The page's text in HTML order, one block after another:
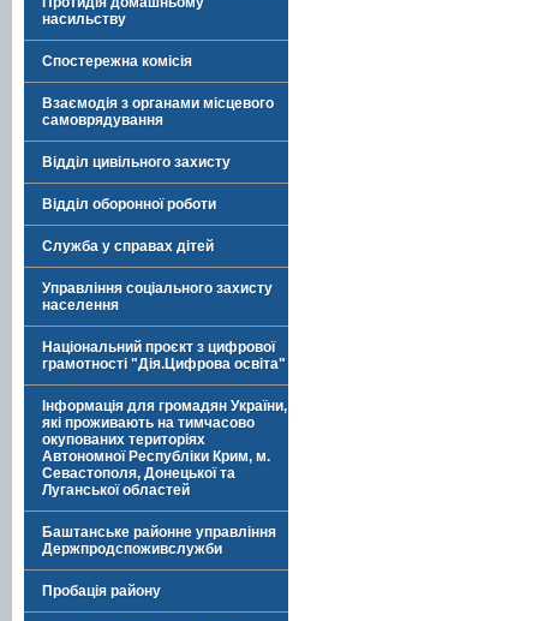
насильству
Спостережна комісія
Взаємодія з органами місцевого
самоврядування
Відділ цивільного захисту
Відділ оборонної роботи
Служба у справах дітей
Управління соціального захисту
населення
Національний проєкт з цифрової
грамотності "Дія.Цифрова освіта"
Інформація для громадян України,
які проживають на тимчасово
окупованих територіях
Автономної Республіки Крим, м.
Севастополя, Донецької та
Луганської областей
Баштанське районне управління
Держпродспоживслужби
Пробація району